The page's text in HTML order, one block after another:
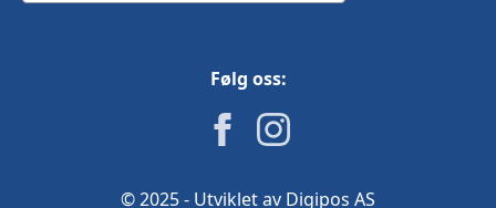
Følg oss:
© 2025 - Utviklet av Digipos AS